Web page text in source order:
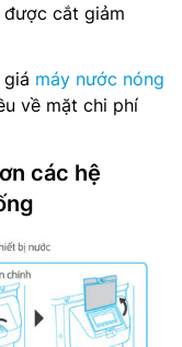
cắt giảm
máy nước nóng
về mặt chi phí
các hệ